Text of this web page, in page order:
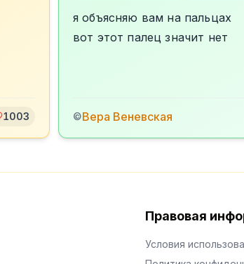
1003
я объясняю вам на пальцах
вот этот палец значит нет
©Вера Веневская
Правовая
Условия